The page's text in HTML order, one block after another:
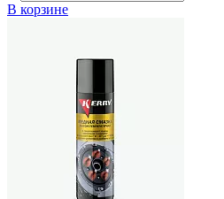
В корзине